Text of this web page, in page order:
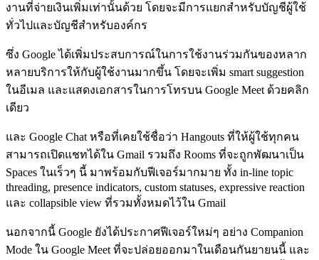
งานที่จ่ายเงินเพิ่มเท่านั้นด้วย โดยจะมีการแยกสำหรับบัญชีผู้ใช้
ทั่วไปและบัญชีสำหรับองค์กร
ซึ่ง Google ได้เพิ่มประสบการณ์ในการใช้งานร่วมกันของหลาก
หลายบริการให้กับผู้ใช้งานมากขึ้น โดยจะเพิ่ม smart suggestion
ในอีเมล และแสดงเอกสารในการโทรบน Google Meet ด้วยคลิก
เดียว
และ Google Chat หรือที่เคยใช้ชื่อว่า Hangouts ที่ให้ผู้ใช้ทุกคน
สามารถเปิดแชทได้ใน Gmail รวมถึง Rooms ที่จะถูกพัฒนาเป็น
Spaces ในเร็วๆ นี้ มาพร้อมกับฟีเจอร์มากมาย ทั้ง in-line topic
threading, presence indicators, custom statuses, expressive reaction
และ collapsible view ที่รวมทั้งหมดไว้ใน Gmail
นอกจากนี้ Google ยังได้ประกาศฟีเจอร์ใหม่ๆ อย่าง Companion
Mode ใน Google Meet ที่จะปล่อยออกมาในเดือนกันยายนนี้ และ